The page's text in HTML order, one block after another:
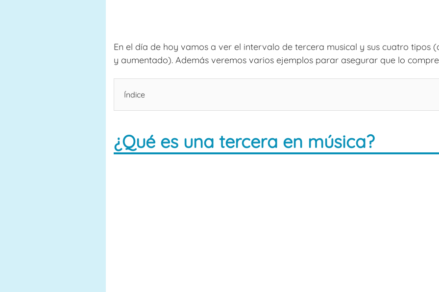
En el día de hoy vamos a ver el intervalo de tercera musical y sus cuatro tipos
y aumentado). Además veremos varios ejemplos parar asegurar que lo
Índice
¿Qué es una tercera en música?